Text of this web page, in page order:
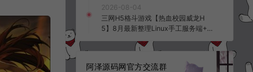
2026-08-04
三网H5格斗游戏【热血校园威龙H
5】8月最新整理Linux手工服务端+W
户端+详细搭建教程
阿泽源码网官方交流群